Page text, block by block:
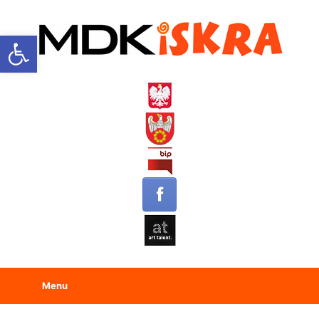
Open toolbar
Menu